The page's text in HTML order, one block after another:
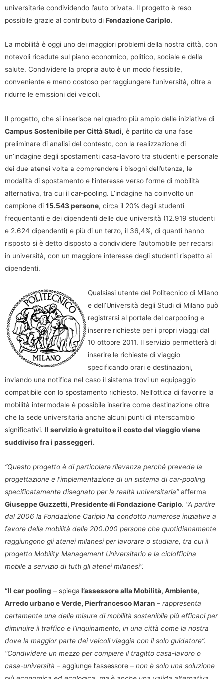
universitarie condividendo l’auto privata. Il progetto è reso
possibile grazie al contributo di Fondazione Cariplo.
La mobilità è oggi uno dei maggiori problemi della nostra città, con
notevoli ricadute sul piano economico, politico, sociale e della
salute. Condividere la propria auto è un modo flessibile,
conveniente e meno costoso per raggiungere l’università, oltre a
ridurre le emissioni dei veicoli.
Il progetto, che si inserisce nel quadro più ampio delle iniziative di
Campus Sostenibile per Città Studi, è partito da una fase
preliminare di analisi del contesto, con la realizzazione di
un’indagine degli spostamenti casa-lavoro tra studenti e personale
dei due atenei volta a comprendere i bisogni dell’utenza, le
modalità di spostamento e l’interesse verso forme di mobilità
alternativa, tra cui il car-pooling. L’indagine ha coinvolto un
campione di 15.543 persone, circa il 20% degli studenti
frequentanti e dei dipendenti delle due università (12.919 studenti
e 2.624 dipendenti) e più di un terzo, il 36,4%, di quanti hanno
risposto si è detto disposto a condividere l’automobile per recarsi
in università, con un maggiore interesse degli studenti rispetto ai
dipendenti.
Qualsiasi utente del Politecnico di Milano
e dell’Università degli Studi di Milano può
registrarsi al portale del carpooling e
inserire richieste per i propri viaggi dal
10 ottobre 2011. Il servizio permetterà di
inserire le richieste di viaggio
specificando orari e destinazioni,
inviando una notifica nel caso il sistema trovi un equipaggio
compatibile con lo spostamento richiesto. Nell’ottica di favorire la
mobilità intermodale è possibile inserire come destinazione oltre
che la sede universitaria anche alcuni punti di interscambio
significativi. Il servizio è gratuito e il costo del viaggio viene
suddiviso fra i passeggeri.
“Questo progetto è di particolare rilevanza perché prevede la
progettazione e l’implementazione di un sistema di car-pooling
specificatamente disegnato per la realtà universitaria”afferma
Giuseppe Guzzetti, Presidente di Fondazione Cariplo. “A partire
dal 2006 la Fondazione Cariplo ha condotto numerose iniziative a
favore della mobilità delle 200.000 persone che quotidianamente
raggiungono gli atenei milanesi per lavorare o studiare, tra cui il
progetto Mobility Management Universitario e la ciclofficina
mobile a servizio di tutti gli atenei milanesi”.
“Il car pooling – spiega l’assessore alla Mobilità, Ambiente,
Arredo urbano e Verde, Pierfrancesco Maran – rappresenta
certamente una delle misure di mobilità sostenibile più efficaci per
diminuire il traffico e l’inquinamento, in una città come la nostra
dove la maggior parte dei veicoli viaggia con il solo guidatore”.
“Condividere un mezzo per compiere il tragitto casa-lavoro o
casa-università – aggiunge l’assessore – non è solo una soluzione